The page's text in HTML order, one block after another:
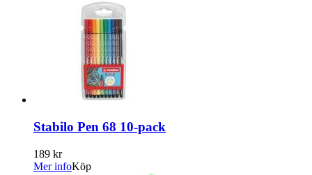
Stabilo Pen 68 10-pack
189 kr
Mer infoKöp